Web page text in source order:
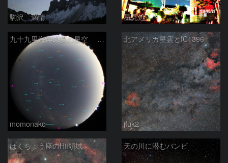
駒沢 満晴 星見処
九十九里海岸の夏の星空 260518
momonako
北アメリカ星雲とIC1396
jfuk2
はくちょう座のHⅡ領域 天の川に潜むバンビ